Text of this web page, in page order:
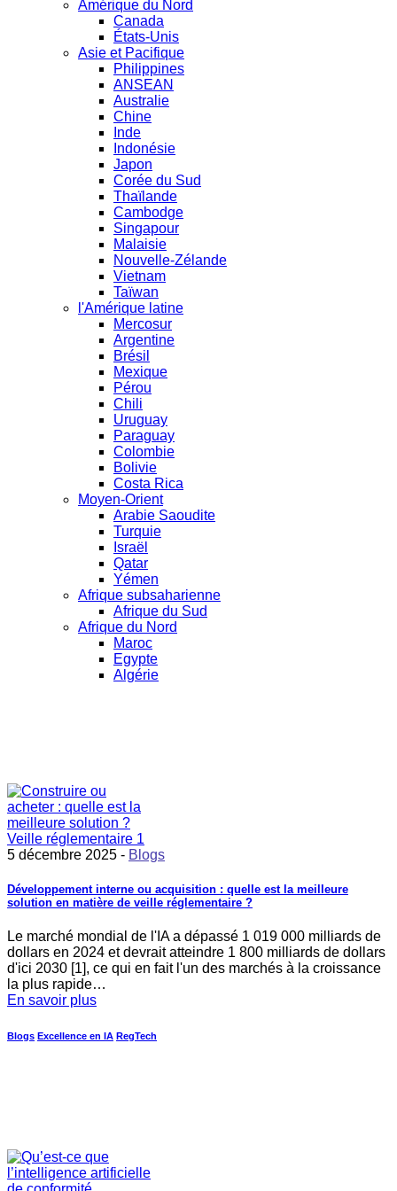
Amérique du Nord
Canada
États-Unis
Asie et Pacifique
Philippines
ANSEAN
Australie
Chine
Inde
Indonésie
Japon
Corée du Sud
Thaïlande
Cambodge
Singapour
Malaisie
Nouvelle-Zélande
Vietnam
Taïwan
l'Amérique latine
Mercosur
Argentine
Brésil
Mexique
Pérou
Chili
Uruguay
Paraguay
Colombie
Bolivie
Costa Rica
Moyen-Orient
Arabie Saoudite
Turquie
Israël
Qatar
Yémen
Afrique subsaharienne
Afrique du Sud
Afrique du Nord
Maroc
Egypte
Algérie
5 décembre 2025 - Blogs
Développement interne ou acquisition : quelle est la meilleure
solution en matière de veille réglementaire ?
Le marché mondial de l'IA a dépassé 1 019 000 milliards de
dollars en 2024 et devrait atteindre 1 800 milliards de dollars
d'ici 2030 [1], ce qui en fait l'un des marchés à la croissance
la plus rapide…
En savoir plus
Blogs Excellence en IA RegTech